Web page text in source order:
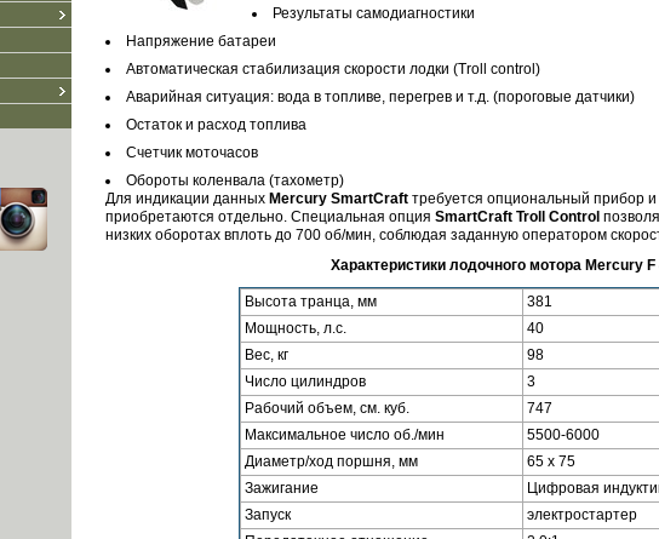
Результаты самодиагностики
Напряжение батареи
Автоматическая стабилизация скорости лодки (Troll control)
Аварийная ситуация: вода в топливе, перегрев и т.д. (пороговые датчики)
Остаток и расход топлива
Счетчик моточасов
Обороты коленвала (тахометр)
Для индикации данных Mercury SmartCraftтребуется опциональный прибор и
приобретаются отдельно. Специальная опция SmartCraft Troll Control
низких оборотах вплоть до 700 об/мин, соблюдая заданную оператором
Характеристики лодочного мотора Mercury F
Высота транца, мм
381
Мощность, л.с.
40
Вес, кг
98
Число цилиндров
3
Рабочий объем, см. куб.
747
Максимальное число об./мин
5500-6000
Диаметр/ход поршня, мм
65 x 75
Зажигание
Цифровая
Запуск
электростартер